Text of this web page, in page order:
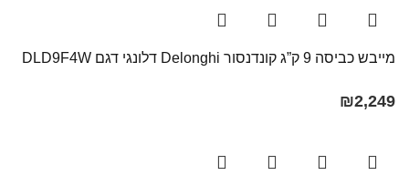
מייבש כביסה 9 ק”ג קונדנסור Delonghi דלונגי דגם DLD9F4W
₪2,249